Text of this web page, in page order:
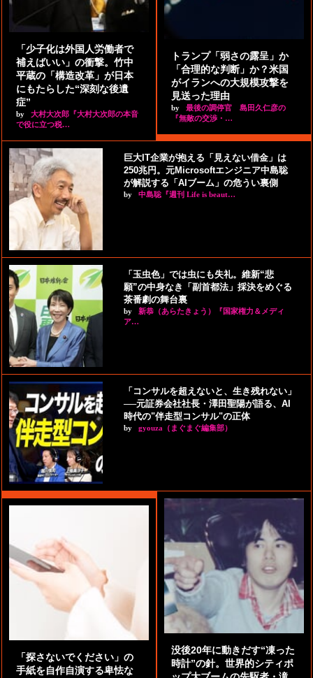
「少子化は外国人労働者で
補えばいい」の衝撃。竹中
平蔵の「構造改革」が日本
にもたらした“深刻な後遺
症”
by
大村大次郎『大村大次郎の本音
で役に立つ税…
トランプ「弱さの露呈」か
「合理的な判断」か？米国
がイランへの大規模攻撃を
見送った理由
by
最後の調停官 島田久仁彦の
『無敵の交渉・…
巨大IT企業が抱える「見えない借金」は
250兆円。元Microsoftエンジニア中島聡
が解説する「AIブーム」の危うい裏側
by 中島聡『週刊 Life is beaut…
「玉虫色」では虫にも失礼。維新“悲
願”の中身なき「副首都法」採決をめぐる
茶番劇の舞台裏
by
新恭（あらたきょう）『国家権力＆メディ
ア…
「コンサルを超えないと、生き残れない」
──元証券会社社長・澤田聖陽が語る、AI
時代の"伴走型コンサル"の正体
by gyouza（まぐまぐ編集部）
「探さないでください」の
手紙を自作自演する卑怯な
没後20年に動きだす“凍った
時計”の針。世界的シティポ